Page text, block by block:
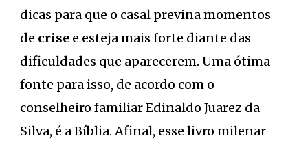
dicas para que o casal previna momentos
de crise e esteja mais forte diante das
dificuldades que aparecerem. Uma ótima
fonte para isso, de acordo com o
conselheiro familiar Edinaldo Juarez da
Silva, é a Bíblia. Afinal, esse livro milenar